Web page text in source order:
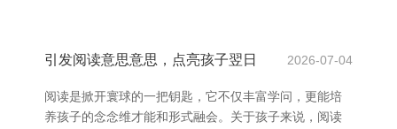
引发阅读意思意思，点亮孩子翌日 2026-07-04
阅读是掀开寰球的一把钥匙，它不仅丰富学问，更能培
养孩子的念念维才能和形式融会。关于孩子来说，阅读